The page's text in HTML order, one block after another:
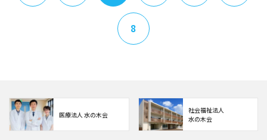
8
医療法人 水の木会
社会福祉法人
水の木会